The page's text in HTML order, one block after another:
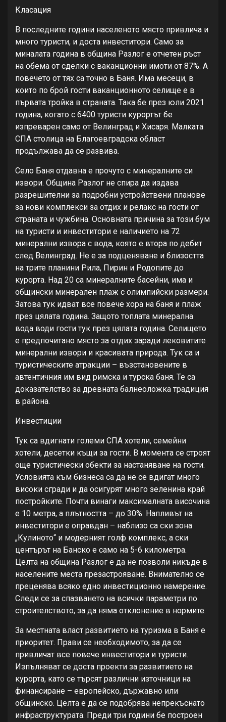
Класация
В последните години населеното място привлича и
много туристи, и доста инвеститори. Само за
миналата година в община Разлог е отчетен ръст
на обема от сделки с ваканционни имоти от 87%. А
повечето от тях са точно в Баня. Има месеци, в
които по брой гости ваканционното селище е в
първата тройка в страната. Така бе през юли 2021
година, когато с 6400 туристи курортът бе
изпреварен само от Велинград и Хисаря. Малката
СПА столица на Благоевградска област
продължава да се развива.
Село Баня отдавна е прочуто с минералните си
извори. Община Разлог не спира да издава
разрешителни за подробни устройствени планове
за нови комплекси за отдих и релакс на гости от
страната и чужбина. Основната причина за този бум
на туристи и инвеститори е наличието на 72
минерални извора с вода, която е втора по дебит
след Велинград. Не е за подценяване и близостта
на трите планини Рила, Пирин и Родопите до
курорта. Над 20 са минералните басейни, има и
общински минерален плаж с олимпийски размери.
Затова тук идват все повече хора на баня и плаж
през цялата година. Защото топлата минерална
вода води гости тук през цялата година. Селището
е предпочитано място за отдих заради лековитите
минерални извори и красивата природа. Тук са и
туристическите атракции – възстановените в
автентичния им вид римска и турска баня. Те са
доказателство за древната балнеоложка традиция
в района.
Инвестиции
Тук са вдигнати големи СПА хотели, семейни
хотели, десетки къщи за гости. В момента се строят
още туристически обекти за настаняване на гости.
Условията към бизнеса са да не се вдигат много
високи сгради и да осигурят много зеленина край
постройките. Почти винаги максималната височина
е 10 метра, а плътността – до 30%. Напливът на
инвеститори е оправдан – наблизо са ски зона
„Кулиното“ и модерният голф комплекс, а ски
центърът на Банско е само на 5-6 километра.
Целта на община Разлог е да не позволи никъде в
населените места презастрояване. Внимателно се
преценява всяко едно инвестиционно намерение.
Следи се за спазването на всички параметри по
строителството, за да няма отклонение в нормите.
За местната власт развитието на туризма в Баня е
приоритет. Прави се необходимото, за да се
привличат все повече инвеститори и туристи.
Изпълняват се доста проекти за развитието на
курорта, като се търсят различни източници на
финансиране – европейско, държавно или
общинско. Целта е да се подобрява непрекъснато
инфраструктурата. Преди три години бе построен